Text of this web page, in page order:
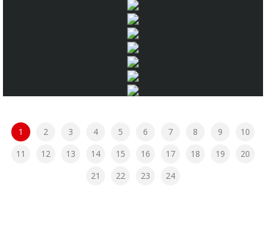
1 2 3 4 5 6 7 8 9
10
11
12 13 14 15 16 17 18 19
20
21
22 23 24